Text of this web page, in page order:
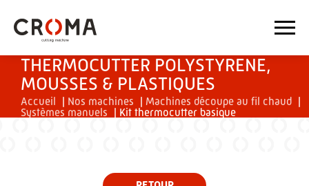
THERMOCUTTER POLYSTYRENE,
MOUSSES & PLASTIQUES
Accueil | Nos machines | Machines découpe au fil chaud |
Systèmes manuels | Kit thermocutter basique